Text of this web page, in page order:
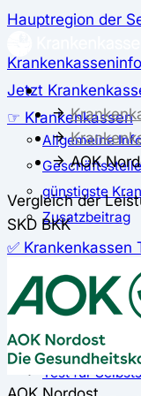
Hauptregion der
Krankenkasseninfo
Jetzt
☞ Krankenkassen
Allgemeine
günstigste
Zusatzbeitrag
✅ Krankenkassen
Der große
Test für
Test für
Test für
Test für
AOK
Vergleich der
SKD BKK